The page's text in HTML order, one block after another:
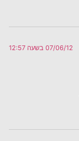
07/06/12 בשעה 12:57